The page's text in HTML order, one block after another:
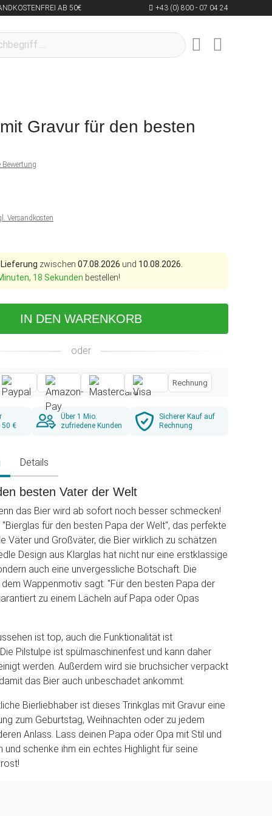
AB 50€ +43 (0) 800 - 07 04 24
Gravur für den besten
Bewertung
Versandkosten
zwischen 07.08.2026 und 10.08.2026.
17 Sekunden bestellen!
IN DEN WARENKORB
oder
Rechnung
50 €
Über 1 Mio.
zufriedene Kunden
Sicherer Kauf auf
Rechnung
Details
besten Vater der Welt
das Bier wird ab sofort noch besser schmecken!
für den besten Papa der Welt", das perfekte
Väter und Großväter, die Bier wirklich zu schätzen
Design aus Klarglas hat nicht nur eine erstklassige
auch eine unvergessliche Botschaft. Die
Wappenmotiv sagt: "Für den besten Papa der
zu einem Lächeln auf Papa oder Opas
ist top, auch die Funktionalität ist
Pilstulpe ist spülmaschinenfest und kann daher
werden. Außerdem wird sie bruchsicher verpackt
das Bier auch unbeschadet ankommt.
Bierliebhaber ist dieses Trinkglas mit Gravur eine
zum Geburtstag, Weihnachten oder zu jedem
Anlass. Lass deinen Papa oder Opa mit Stil und
und schenke ihm ein echtes Highlight für seine